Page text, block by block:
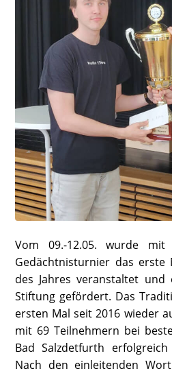
Vom 09.-12.05. wurde mit
Gedächtnisturnier das erste
des Jahres veranstaltet
Stiftung gefördert. Das
ersten Mal seit 2016 wieder
mit 69 Teilnehmern bei
Bad Salzdetfurth
Nach den einleitenden